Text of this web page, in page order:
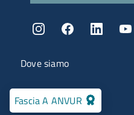
Fascia A ANVUR
Menu contatti
Dove siamo